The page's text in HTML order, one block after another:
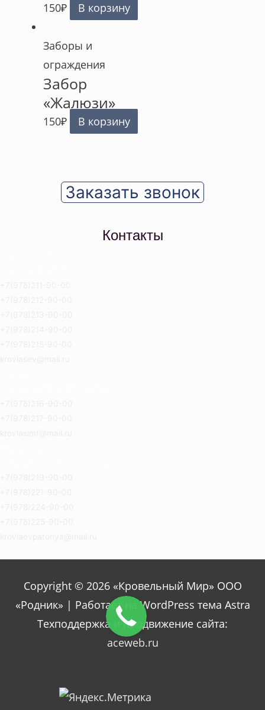
150₽ В корзину
Заборы и
ограждения
Забор
«Жалюзи»
150₽ В корзину
Заказать звонок
Контакты
Copyright © 2026 «Кровельный Мир» ООО
«Родник» | Работает на WordPress тема Astra
Техподдержка и продвижение сайта:
aceweb.ru